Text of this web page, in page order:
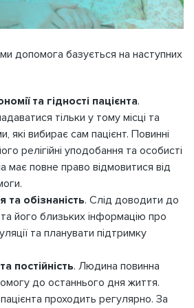
допомога базується на наступних
та гідності пацієнта.
тільки у тому місці та
які вибирає сам пацієнт. Повинні
релігійні уподобання та особисті
повне право відмовитися від
та обізнаність. Слід доводити до
та його близьких інформацію про
та планувати підтримку
постійність. Людина повинна
до останнього дня життя.
проходить регулярно. За